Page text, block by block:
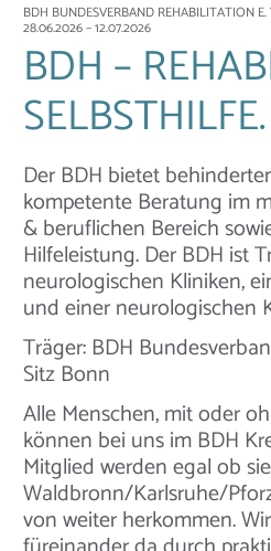
BDH BUNDESVERBAND REHABILITATION
28.06.2026 – 12.07.2026
BDH –
Der BDH bietet
kompetente Beratung im
& beruflichen Bereich
Hilfeleistung. Der BDH ist
neurologischen Kliniken,
und einer neurologischen
Träger: BDH
Sitz Bonn
Alle Menschen, mit oder
können bei uns im BDH
Mitglied werden egal ob
Waldbronn/Karlsruhe/
von weiter herkommen.